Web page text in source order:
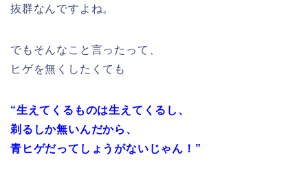
抜群なんですよね。
でもそんなこと言ったって、
ヒゲを無くしたくても
“生えてくるものは生えてくるし、
剃るしか無いんだから、
青ヒゲだってしょうがないじゃん！”